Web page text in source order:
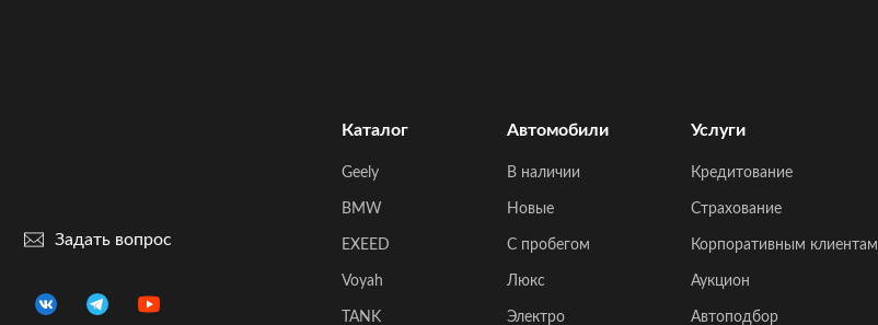
Каталог
Geely
BMW
EXEED
Voyah
TANK
Автомобили
В наличии
Новые
C пробегом
Люкс
Электро
Услуги
Кредитование
Страхование
Корпоративным клиентам
Аукцион
Автоподбор
Задать вопрос